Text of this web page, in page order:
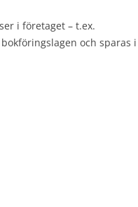
i företaget – t.ex.
och sparas i